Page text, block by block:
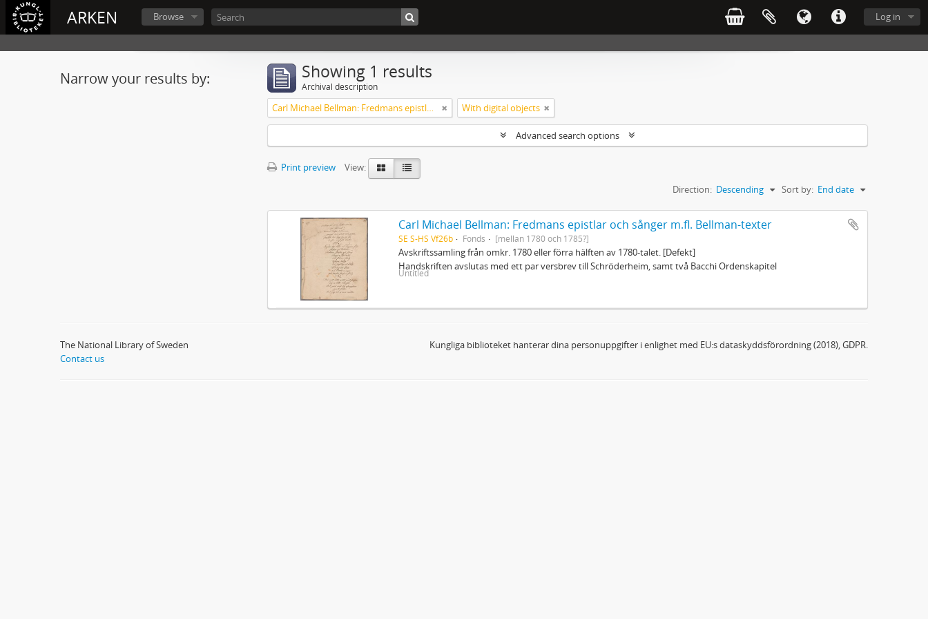
ARKEN Log in
Browse
Narrow your results by: Showing 1 results
Archival description
Carl Michael Bellman: Fredmans epistlar och sånger m.fl. Bellman-texter With digital objects
Advanced search options
Print preview
View:
Sort by: End date
Direction: Descending
Carl Michael Bellman: Fredmans epistlar och sånger m.fl. Bellman-texter
SE S-HS Vf26b Fonds [mellan 1780 och 1785?]
Avskriftssamling från omkr. 1780 eller förra hälften av 1780-talet. [Defekt]
Handskriften avslutas med ett par versbrev till Schröderheim, samt två Bacchi Ordenskapitel
Untitled
The National Library of Sweden
Contact us
Kungliga biblioteket hanterar dina personuppgifter i enlighet med EU:s dataskyddsförordning (2018), GDPR.